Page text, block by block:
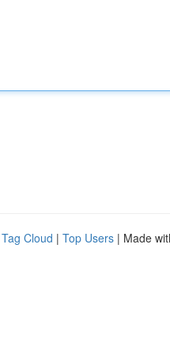
Tag Cloud | Top Users | Made